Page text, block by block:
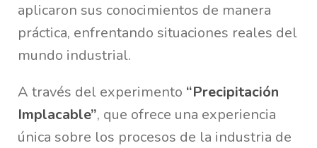
aplicaron sus conocimientos de manera
práctica, enfrentando situaciones reales del
mundo industrial.
A través del experimento “Precipitación
Implacable”, que ofrece una experiencia
única sobre los procesos de la industria de